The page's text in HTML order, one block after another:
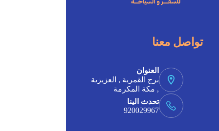
تواصل معنا
العنوان
برج القمرية , العزيزية
, مكة المكرمة
تحدث الينا
920029967